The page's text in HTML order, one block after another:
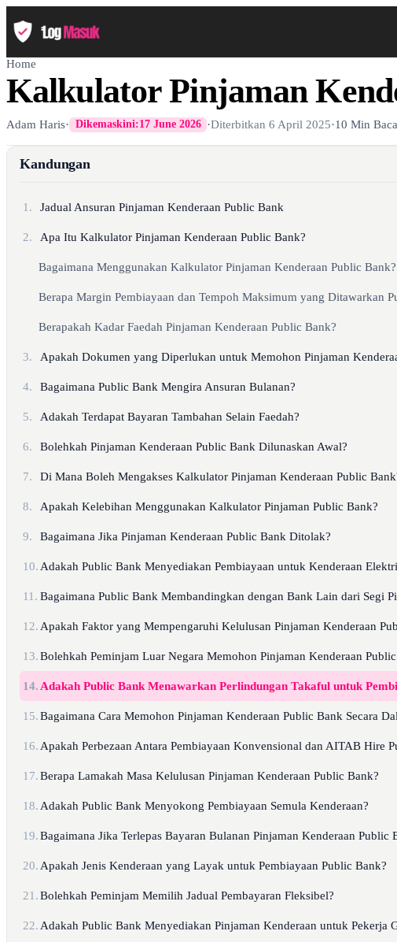
Home
Kalkulator Pinjaman
Adam Haris· Dikemaskini:17 June 2026 ·Diterbitkan6 April 2025·10 Min
Kandungan
1. Jadual Ansuran Pinjaman Kenderaan Public Bank
2. Apa Itu Kalkulator Pinjaman Kenderaan Public Bank?
Bagaimana Menggunakan Kalkulator Pinjaman Kenderaan Public Bank?
Berapa Margin Pembiayaan dan Tempoh Maksimum yang Ditawarkan
Berapakah Kadar Faedah Pinjaman Kenderaan Public Bank?
3. Apakah Dokumen yang Diperlukan untuk Memohon Pinjaman
4. Bagaimana Public Bank Mengira Ansuran Bulanan?
5. Adakah Terdapat Bayaran Tambahan Selain Faedah?
6. Bolehkah Pinjaman Kenderaan Public Bank Dilunaskan Awal?
7. Di Mana Boleh Mengakses Kalkulator Pinjaman Kenderaan Public
8. Apakah Kelebihan Menggunakan Kalkulator Pinjaman Public Bank?
9. Bagaimana Jika Pinjaman Kenderaan Public Bank Ditolak?
10. Adakah Public Bank Menyediakan Pembiayaan untuk Kenderaan
11. Bagaimana Public Bank Membandingkan dengan Bank Lain dari Segi
12. Apakah Faktor yang Mempengaruhi Kelulusan Pinjaman Kenderaan
13. Bolehkah Peminjam Luar Negara Memohon Pinjaman Kenderaan
14. Adakah Public Bank Menawarkan Perlindungan Takaful untuk
15. Bagaimana Cara Memohon Pinjaman Kenderaan Public Bank Secara
16. Apakah Perbezaan Antara Pembiayaan Konvensional dan AITAB Hire
17. Berapa Lamakah Masa Kelulusan Pinjaman Kenderaan Public Bank?
18. Adakah Public Bank Menyokong Pembiayaan Semula Kenderaan?
19. Bagaimana Jika Terlepas Bayaran Bulanan Pinjaman Kenderaan Public
20. Apakah Jenis Kenderaan yang Layak untuk Pembiayaan Public Bank?
21. Bolehkah Peminjam Memilih Jadual Pembayaran Fleksibel?
22. Adakah Public Bank Menyediakan Pinjaman Kenderaan untuk Pekerja